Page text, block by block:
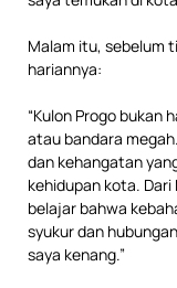
Malam itu, sebelum
hariannya:
“Kulon Progo bukan
atau bandara
dan kehangatan
kehidupan kota. Dari
belajar bahwa
syukur dan
saya kenang.”